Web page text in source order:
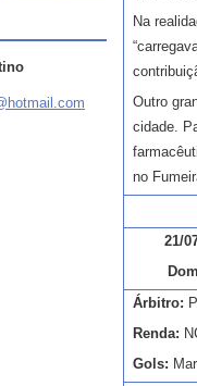
Na
Outro
cidade.
no
21/
Árbitro:
Renda:
Gols:
hotmail.com